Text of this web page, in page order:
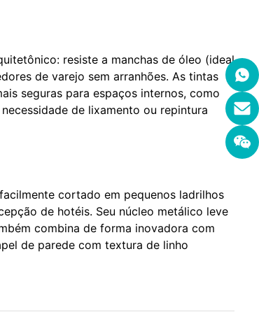
resiste a manchas de óleo (ideal
de varejo sem arranhões. As tintas
seguras para espaços internos, como
de lixamento ou repintura
cortado em pequenos ladrilhos
de hotéis. Seu núcleo metálico leve
combina de forma inovadora com
de parede com textura de linho